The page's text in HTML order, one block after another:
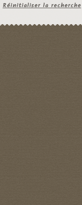
Réinitialiser la recherche